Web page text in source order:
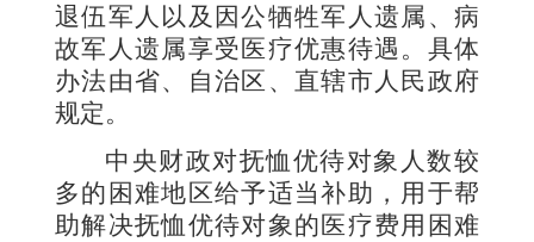
退伍军人以及因公牺牲军人遗属、病
故军人遗属享受医疗优惠待遇。具体
办法由省、自治区、直辖市人民政府
规定。
中央财政对抚恤优待对象人数较
多的困难地区给予适当补助，用于帮
助解决抚恤优待对象的医疗费用困难